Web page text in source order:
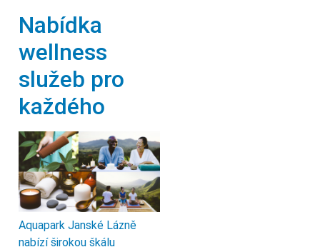
Nabídka
wellness
služeb pro
každého
Aquapark Janské Lázně
nabízí širokou škálu